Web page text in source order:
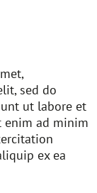
sed do
ut labore et
enim ad minim
ex ea